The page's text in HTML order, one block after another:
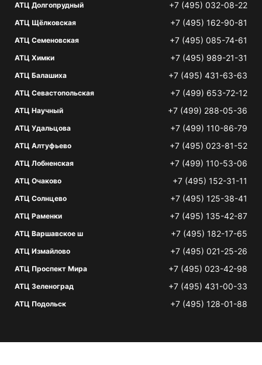
АТЦ Долгопрудный +7 (495) 032-08-22
АТЦ Щёлковская +7 (495) 162-90-81
АТЦ Семеновская +7 (495) 085-74-61
АТЦ Химки +7 (495) 989-21-31
АТЦ Балашиха +7 (495) 431-63-63
АТЦ Севастопольская +7 (499) 653-72-12
АТЦ Научный +7 (499) 288-05-36
АТЦ Удальцова +7 (499) 110-86-79
АТЦ Алтуфьево +7 (495) 023-81-52
АТЦ Лобненская +7 (499) 110-53-06
АТЦ Очаково +7 (495) 152-31-11
АТЦ Солнцево +7 (495) 125-38-41
АТЦ Раменки +7 (495) 135-42-87
АТЦ Варшавское ш +7 (495) 182-17-65
АТЦ Измайлово +7 (495) 021-25-26
АТЦ Проспект Мира +7 (495) 023-42-98
АТЦ Зеленоград +7 (495) 431-00-33
АТЦ Подольск +7 (495) 128-01-88